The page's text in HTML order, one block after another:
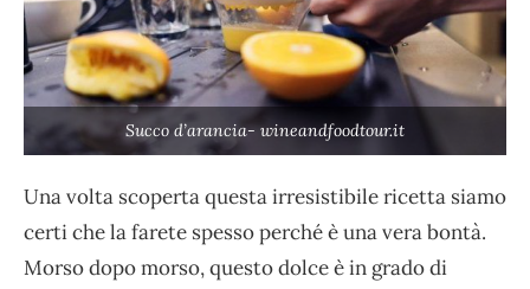
Succo d’arancia- wineandfoodtour.it
Una volta scoperta questa irresistibile ricetta siamo
certi che la farete spesso perché è una vera bontà.
Morso dopo morso, questo dolce è in grado di